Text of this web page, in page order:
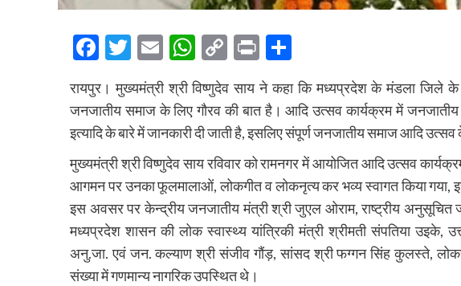
Facebook
Twitter
EmailWhatsApp
Copy
Link
Print
रायपुर। मुख्यमंत्री श्री विष्णुदेव साय ने कहा कि मध्यप्रदेश के मंडला जिले
जनजातीय समाज के लिए गौरव की बात है। आदि उत्सव कार्यक्रम में जनजातीय
इत्यादि के बारे में जानकारी दी जाती है, इसलिए संपूर्ण जनजातीय समाज आदि
मुख्यमंत्री श्री विष्णुदेव साय रविवार को रामनगर में आयोजित आदि उत्सव
आगमन पर उनका फूलमालाओं, लोकगीत व लोकनृत्य कर भव्य स्वागत किया गया,
इस अवसर पर केन्द्रीय जनजातीय मंत्री श्री जुएल ओराम, राष्ट्रीय
मध्यप्रदेश शासन की लोक स्वास्थ्य यांत्रिकी मंत्री श्रीमती संपतिया उइके,
अनु.जा. एवं जन. कल्याण श्री संजीव गौंड़, सांसद श्री फग्गन सिंह कुलस्ते,
संख्या में गणमान्य नागरिक उपस्थित थे।